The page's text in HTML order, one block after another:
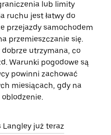
lub limity
ruchu jest łatwy do
przejazdy samochodem
przemieszczanie się.
utrzymana, co
Warunki pogodowe są
powinni zachować
miesiącach, gdy na
Langley już teraz